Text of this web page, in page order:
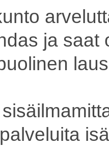
ja saat